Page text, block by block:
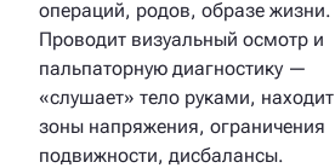
операций, родов, образе жизни.
Проводит визуальный осмотр и
пальпаторную диагностику —
«слушает» тело руками, находит
зоны напряжения, ограничения
подвижности, дисбалансы.